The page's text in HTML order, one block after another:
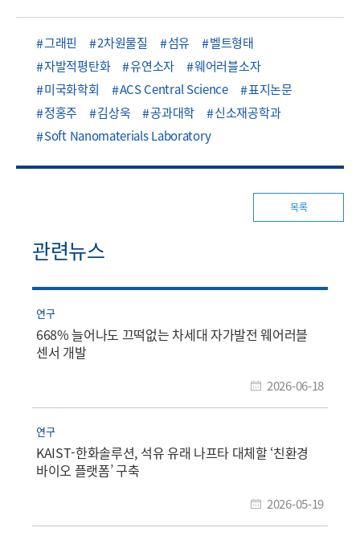
그래핀 2차원물질 섬유
벨트형태
자발적평탄화
유연소자
웨어러블소자
미국화학회
ACS Central Science
표지논문
정홍주
김상욱 공과대학
신소재공학과
Soft Nanomaterials Laboratory
목록
관련뉴스
연구
668% 늘어나도 끄떡없는 차세대 자가발전 웨어러블
센서 개발
2026-06-18
연구
KAIST-한화솔루션, 석유 유래 나프타 대체할 ‘친환경
바이오 플랫폼’ 구축
2026-05-19